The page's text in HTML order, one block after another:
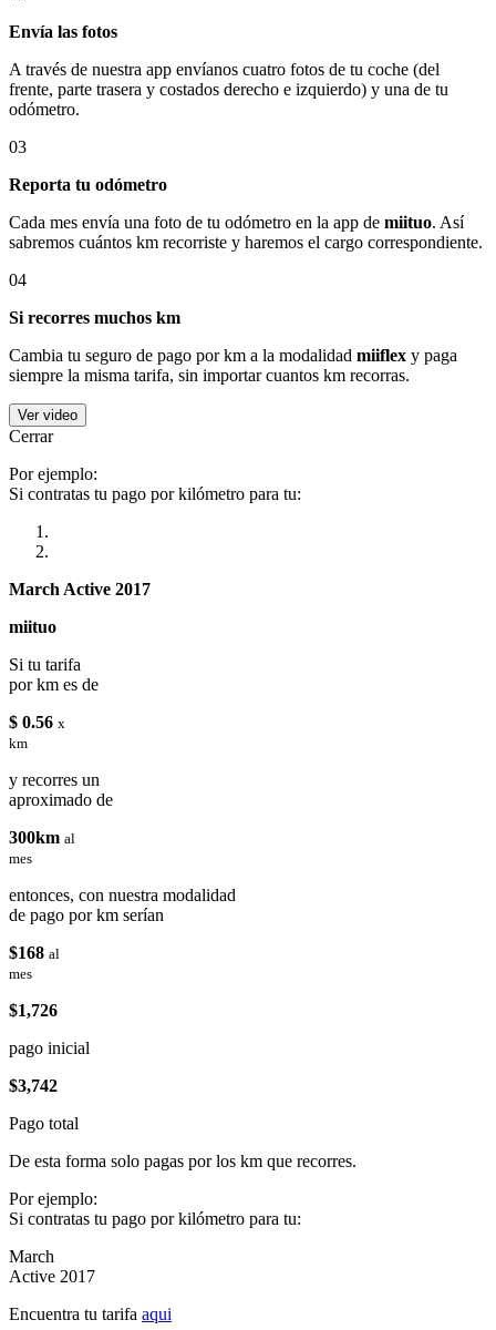
Envía las fotos
A través de nuestra app envíanos cuatro fotos de tu coche (del
frente, parte trasera y costados derecho e izquierdo) y una de tu
odómetro.
03
Reporta tu odómetro
Cada mes envía una foto de tu odómetro en la app de miituo. Así
sabremos cuántos km recorriste y haremos el cargo correspondiente.
04
Si recorres muchos km
Cambia tu seguro de pago por km a la modalidad miiflex y paga
siempre la misma tarifa, sin importar cuantos km recorras.
Ver video
Cerrar
Por ejemplo:
Si contratas tu pago por kilómetro para tu:
March Active 2017
miituo
Si tu tarifa
por km es de
$ 0.56 x
km
y recorres un
aproximado de
300km al
mes
entonces, con nuestra modalidad
de pago por km serían
$168 al
mes
$1,726
pago inicial
$3,742
Pago total
De esta forma solo pagas por los km que recorres.
Por ejemplo:
Si contratas tu pago por kilómetro para tu:
March
Active 2017
Encuentra tu tarifa aqui